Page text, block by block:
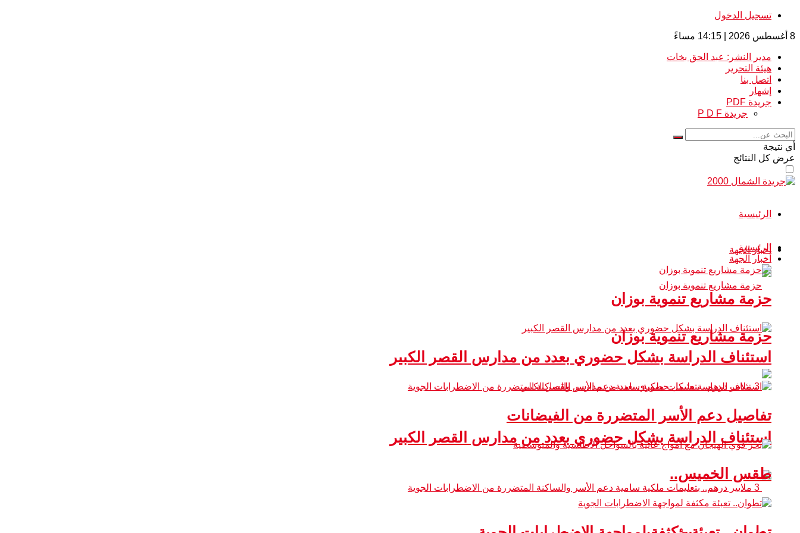
تسجيل الدخول
8 أغسطس 2026 | 14:15 مساءً
مدير النشر: عبد الحق بخات
هيئة التحرير
اتصل بنا
إشهار
جريدة PDF
جريدة P D F
أي نتيجة
عرض كل النتائج
الرئيسية
أخبار الجهة
حزمة مشاريع تنموية بوزان
استئناف الدراسة بشكل حضوري بعدد من مدارس القصر الكبير
الرئيسية
أخبار الجهة
حزمة مشاريع تنموية بوزان
استئناف الدراسة بشكل حضوري بعدد من مدارس القصر الكبير
تفاصيل دعم الأسر المتضررة من الفيضانات
طقس الخميس..